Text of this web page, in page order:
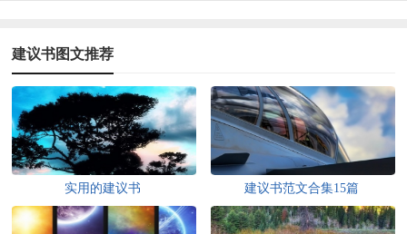
建议书图文推荐
实用的建议书 建议书范文合集15篇